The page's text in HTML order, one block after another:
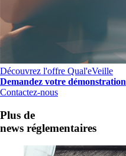
Découvrez l'offre Qual'eVeille
Demandez votre démonstration
Contactez-nous
Plus de
news réglementaires